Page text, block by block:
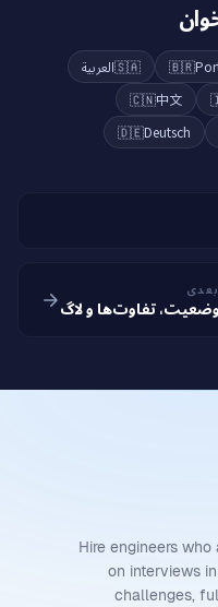
🇧🇷
🇸🇦العربية
🇨🇳中文
🇩🇪Deutsch
بعدی
وضعیت، تفاوت‌ها و لاگ
Hire engineers
on interviews
challenges,